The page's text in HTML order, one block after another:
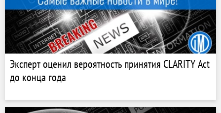
Эксперт оценил вероятность принятия CLARITY Act
до конца года